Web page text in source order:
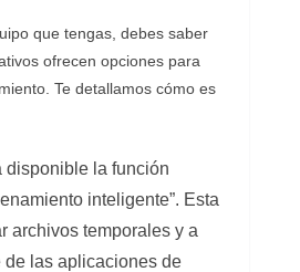
que tengas, debes saber
ofrecen opciones para
Te detallamos cómo es
disponible la función
inteligente”. Esta
archivos temporales y a
de las aplicaciones de